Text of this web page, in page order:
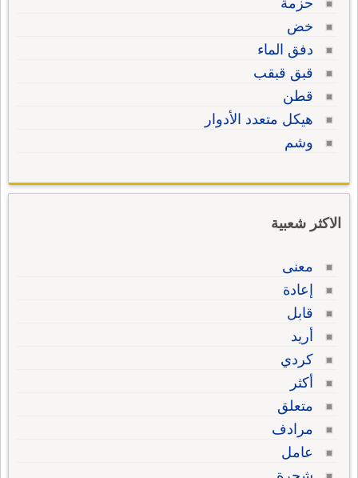
حزمة
خض
دفق الماء
قبق قبقب
قطن
هيكل متعدد الأدوار
وشم
الاكثر شعبية
معنى
إعادة
قابل
أريد
كردي
أكثر
متعلق
مرادف
عامل